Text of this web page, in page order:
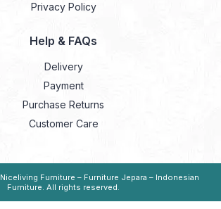
Privacy Policy
Help & FAQs
Delivery
Payment
Purchase Returns
Customer Care
Niceliving Furniture – Furniture Jepara – Indonesian
Furniture. All rights reserved.